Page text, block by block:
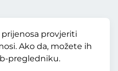
provjeriti
Ako da, možete ih
pregledniku.